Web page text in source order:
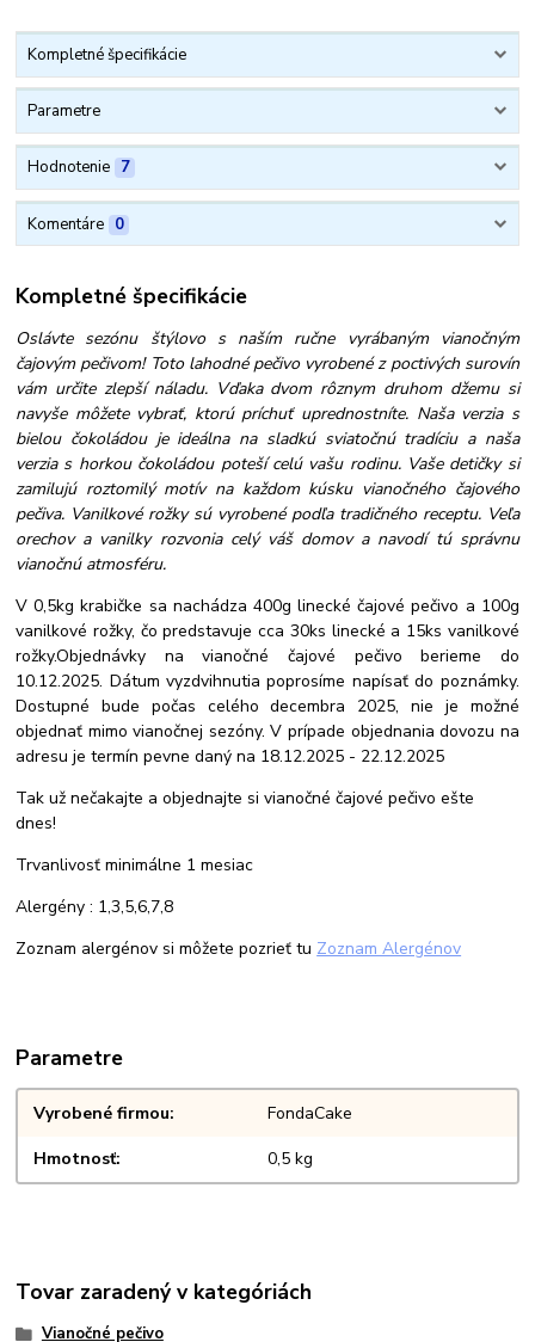
Kompletné špecifikácie
Parametre
Hodnotenie 7
Komentáre 0
Kompletné špecifikácie
Oslávte sezónu štýlovo s naším ručne vyrábaným vianočným
čajovým pečivom! Toto lahodné pečivo vyrobené z poctivých surovín
vám určite zlepší náladu. Vďaka dvom rôznym druhom džemu si
navyše môžete vybrať, ktorú príchuť uprednostníte. Naša verzia s
bielou čokoládou je ideálna na sladkú sviatočnú tradíciu a naša
verzia s horkou čokoládou poteší celú vašu rodinu. Vaše detičky si
zamilujú roztomilý motív na každom kúsku vianočného čajového
pečiva. Vanilkové rožky sú vyrobené podľa tradičného receptu. Veľa
orechov a vanilky rozvonia celý váš domov a navodí tú správnu
vianočnú atmosféru.
V 0,5kg krabičke sa nachádza 400g linecké čajové pečivo a 100g
vanilkové rožky, čo predstavuje cca 30ks linecké a 15ks vanilkové
rožky.Objednávky na vianočné čajové pečivo berieme do
10.12.2025. Dátum vyzdvihnutia poprosíme napísať do poznámky.
Dostupné bude počas celého decembra 2025, nie je možné
objednať mimo vianočnej sezóny. V prípade objednania dovozu na
adresu je termín pevne daný na 18.12.2025 - 22.12.2025
Tak už nečakajte a objednajte si vianočné čajové pečivo ešte
dnes!
Trvanlivosť minimálne 1 mesiac
Alergény : 1,3,5,6,7,8
Zoznam alergénov si môžete pozrieť tu Zoznam Alergénov
Parametre
Vyrobené firmou FondaCake
Hmotnosť 0,5 kg
Tovar zaradený v kategóriách
Vianočné pečivo